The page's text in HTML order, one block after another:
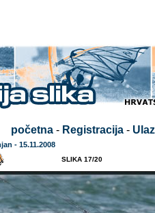
početna- Registracija- Ulaz
- 15.11.2008
SLIKA 17/20